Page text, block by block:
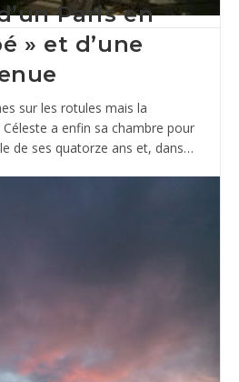
Paris en
» et d’une
sur les rotules mais la
a enfin sa chambre pour
de ses quatorze ans et, dans…